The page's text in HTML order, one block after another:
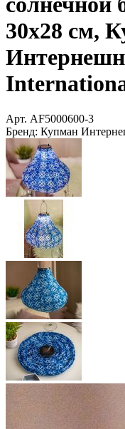
30х28 см,
Арт. AF5000600-3
Бренд: Купман